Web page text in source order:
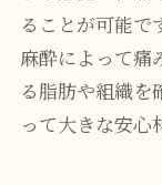
ることが可能で
麻酔によって痛
る脂肪や組織を
って大きな安心